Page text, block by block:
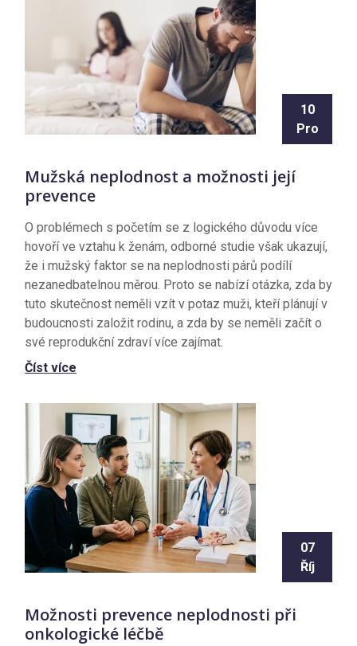
10
Pro
Mužská neplodnost a možnosti její
prevence
O problémech s početím se z logického důvodu více
hovoří ve vztahu k ženám, odborné studie však ukazují,
že i mužský faktor se na neplodnosti párů podílí
nezanedbatelnou měrou. Proto se nabízí otázka, zda by
tuto skutečnost neměli vzít v potaz muži, kteří plánují v
budoucnosti založit rodinu, a zda by se neměli začít o
své reprodukční zdraví více zajímat.
Číst více
07
Říj
Možnosti prevence neplodnosti při
onkologické léčbě